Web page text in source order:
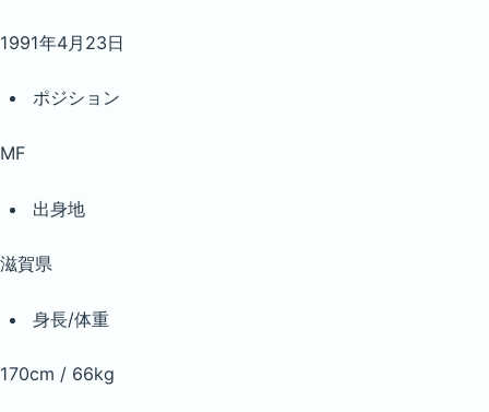
1991年4月23日
ポジション
MF
出身地
滋賀県
身長/体重
170cm / 66kg